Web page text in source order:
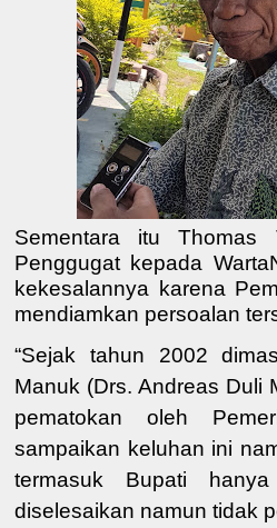
Sementara itu Thomas
Penggugat kepada
kekesalannya karena
mendiamkan persoalan
“Sejak tahun 2002
Manuk (Drs. Andreas Duli
pematokan oleh
sampaikan keluhan ini
termasuk Bupati
diselesaikan namun tidak